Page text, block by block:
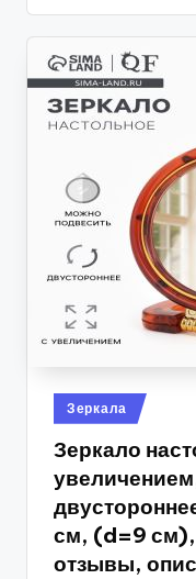
Опубликовано
в
Зеркала
Зеркало
см, (d=9 см),
отзывы,